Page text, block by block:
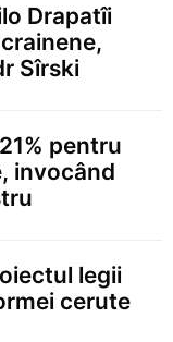
Drapatîi
Sîrski
pentru
invocând
legii
cerute